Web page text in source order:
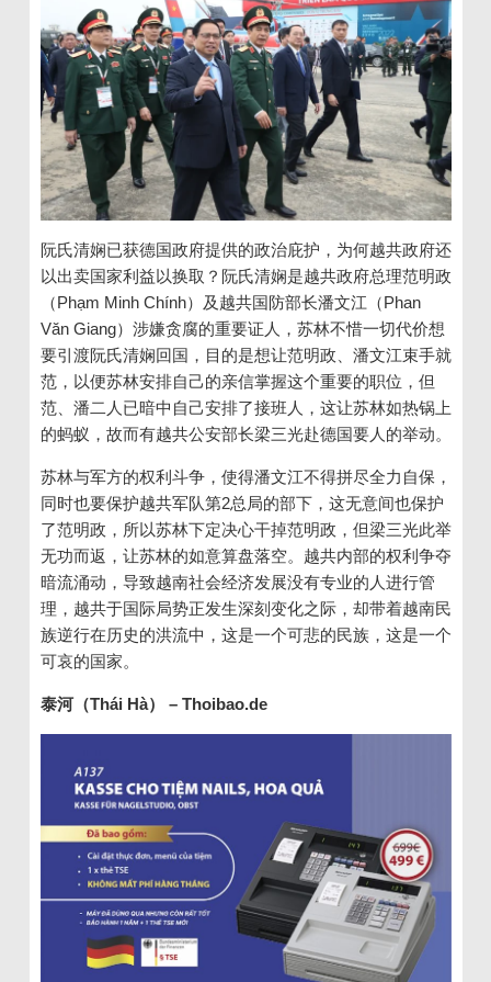
阮氏清娴已获德国政府提供的政治庇护，为何越共政府还
以出卖国家利益以换取？阮氏清娴是越共政府总理范明政
（Phạm Minh Chính）及越共国防部长潘文江（Phan
Văn Giang）涉嫌贪腐的重要证人，苏林不惜一切代价想
要引渡阮氏清娴回国，目的是想让范明政、潘文江束手就
范，以便苏林安排自己的亲信掌握这个重要的职位，但
范、潘二人已暗中自己安排了接班人，这让苏林如热锅上
的蚂蚁，故而有越共公安部长梁三光赴德国要人的举动。
苏林与军方的权利斗争，使得潘文江不得拼尽全力自保，
同时也要保护越共军队第2总局的部下，这无意间也保护
了范明政，所以苏林下定决心干掉范明政，但梁三光此举
无功而返，让苏林的如意算盘落空。越共内部的权利争夺
暗流涌动，导致越南社会经济发展没有专业的人进行管
理，越共于国际局势正发生深刻变化之际，却带着越南民
族逆行在历史的洪流中，这是一个可悲的民族，这是一个
可哀的国家。
泰河（Thái Hà） – Thoibao.de